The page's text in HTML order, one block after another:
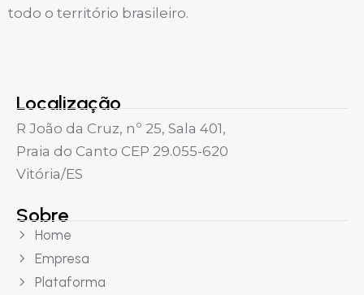
todo o território brasileiro.
Localização
R João da Cruz, nº 25, Sala 401,
Praia do Canto CEP 29.055-620
Vitória/ES
Sobre
Home
Empresa
Plataforma